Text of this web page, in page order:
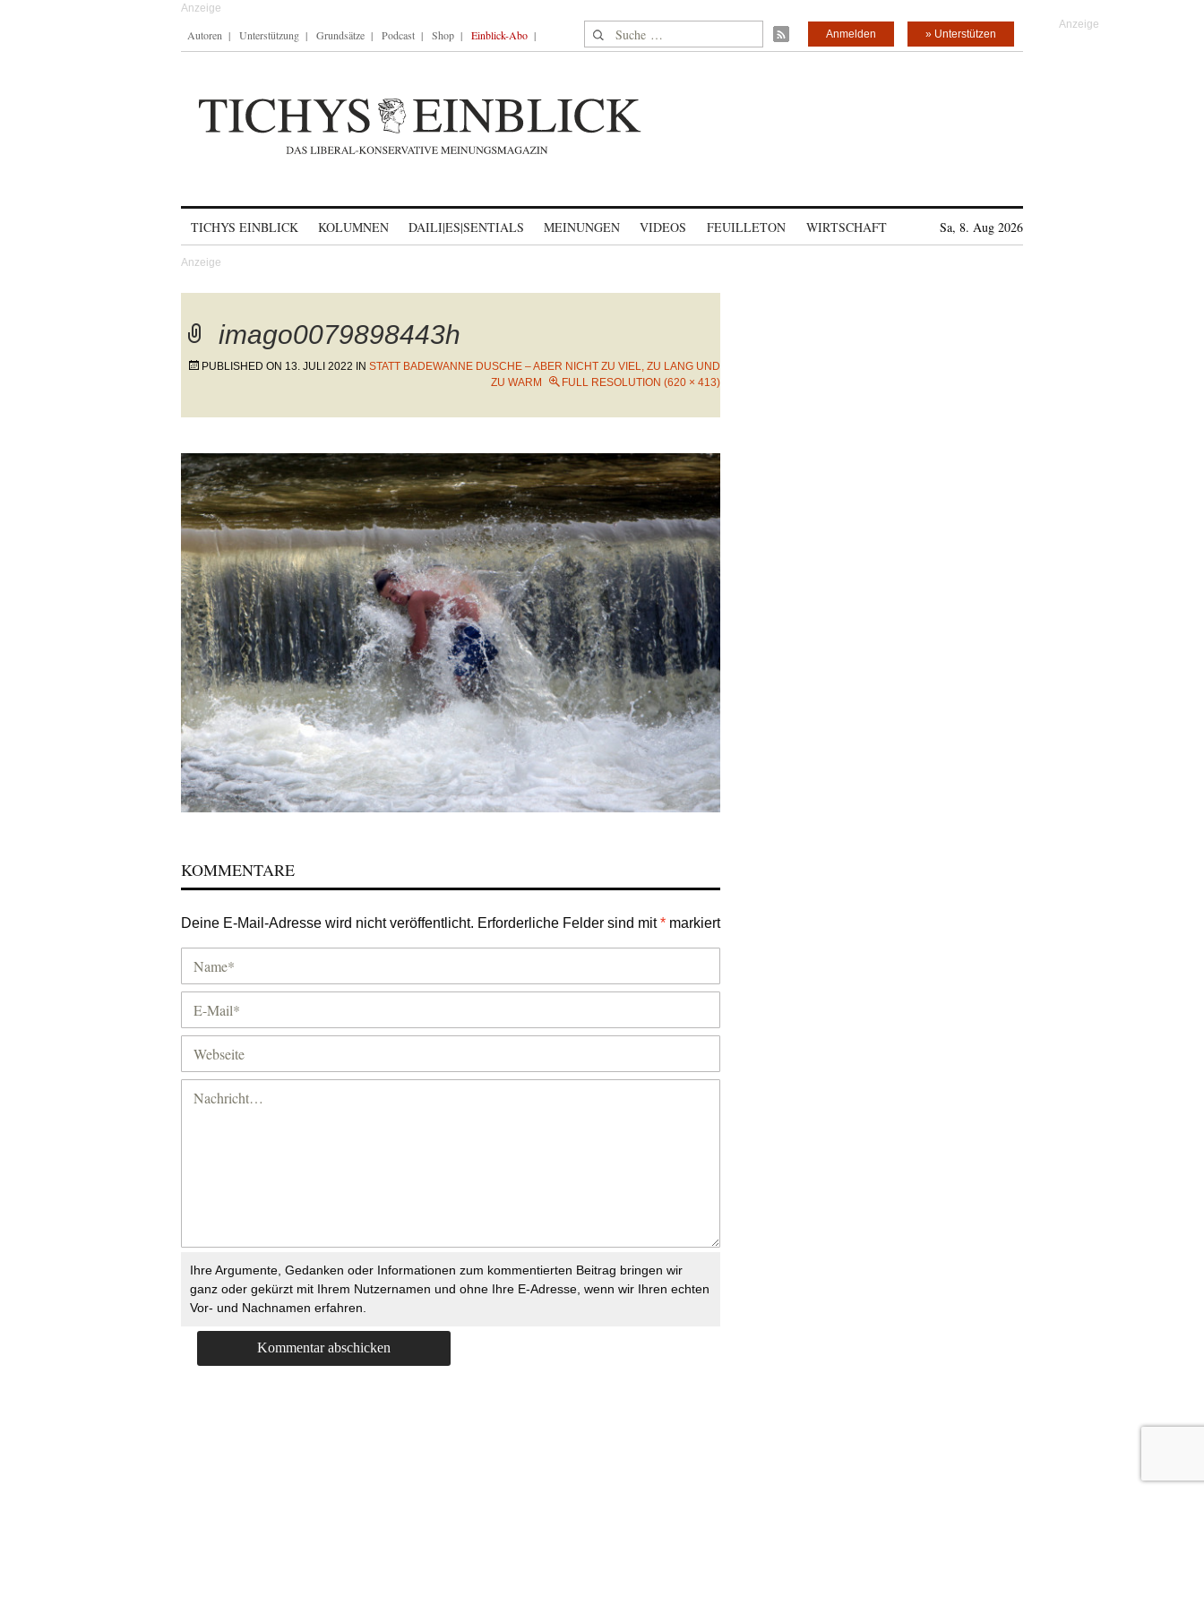
Autoren Unterstützung Grundsätze Podcast Shop Einblick-Abo Suche nach: » Unterstützen
Anmelden
TICHYS EINBLICK KOLUMNEN DAILI|ES|SENTIALS MEINUNGEN VIDEOS FEUILLETON WIRTSCHAFT Sa, 8. Aug 2026
imago0079898443h
PUBLISHED ON 13. JULI 2022 IN STATT BADEWANNE DUSCHE – ABER NICHT ZU VIEL, ZU LANG UND
ZU WARM
FULL RESOLUTION (620 × 413)
KOMMENTARE
Deine E-Mail-Adresse wird nicht veröffentlicht. Erforderliche Felder sind mit* markiert
Ihre Argumente, Gedanken oder Informationen zum kommentierten Beitrag bringen wir
ganz oder gekürzt mit Ihrem Nutzernamen und ohne Ihre E-Adresse, wenn wir Ihren echten
Vor- und Nachnamen erfahren.